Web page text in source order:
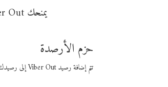
يمنحك Viber Out المزيد من وقت المكالمة مقابل تكلفة أقل من المال. اختر من أحد خيارات الاتصال المرنة ذات السعر المنخفض:
حزم الأرصدة
تتم إضافة رصيد Viber Out إلى رصيدك عند شراء أي مبلغ. باستخدام رصيدك، يمكنك إجراء مكالمات إلى أي رقم في العالم بأسعار فايبر المنخفضة.